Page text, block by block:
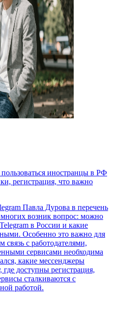
иностранцы в РФ
регистрация, что важно
Павла Дурова в перечень
многих возник вопрос: можно
в России и какие
Особенно это важно для
с работодателями,
сервисами необходима
какие мессенджеры
доступны регистрация,
сталкиваются с
работой.